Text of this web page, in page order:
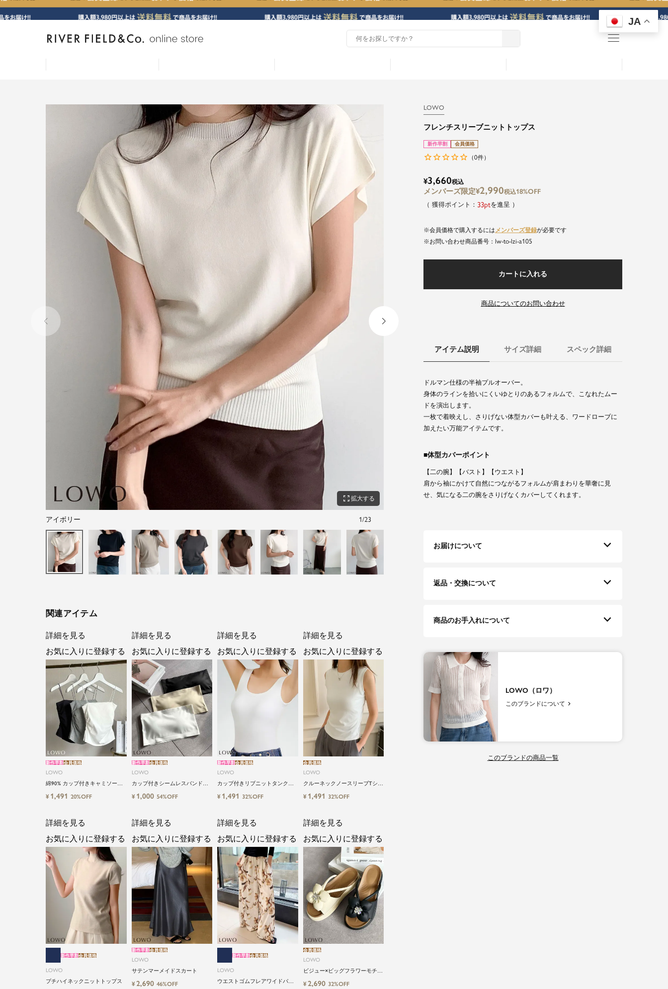
JA
menu
zoom_out_map 拡大する
アイボリー 1/23
関連アイテム
LOWO
綿90% カップ付きキャミソール
｜やさしい着心地 ストレッチキ
ャミソール
新作早割会員価格
¥ 1,491 20%OFF
詳細を見る
お気に入りに登録する
LOWO
カップ付きシームレスバンドゥ
ブラトップ
新作早割会員価格
¥ 1,000 54%OFF
詳細を見る
お気に入りに登録する
LOWO
カップ付きリブニットタンクブ
ラトップ
新作早割会員価格
¥ 1,491 32%OFF
詳細を見る
お気に入りに登録する
LOWO
クルーネックノースリーブTシャ
ツ カットソー
会員価格
¥ 1,491 32%OFF
詳細を見る
お気に入りに登録する
LOWO
プチハイネックニットトップス
新作早割会員価格
詳細を見る
お気に入りに登録する
LOWO
サテンマーメイドスカート
新作早割会員価格
¥2,690 46%OFF
詳細を見る
お気に入りに登録する
LOWO
ウエストゴムフレアワイドパン
新作早割会員価格
詳細を見る
お気に入りに登録する
LOWO
ビジュー×ビッグフラワーモチー
フサンダル
会員価格
¥2,690 32%OFF
詳細を見る
お気に入りに登録する
LOWO
フレンチスリーブニットトップス
新作早割 会員価格
（0件）
¥3,660税込
¥2,990税込18%OFF
33 を進呈
会員価格で購入するには メンバーズ登録が必要です
商品番号
lw-to-lzi-a105
カートに入れる
商品についてのお問い合わせ
アイテム説明 サイズ詳細 スペック詳細
ドルマン仕様の半袖プルオーバー。
身体のラインを拾いにくいゆとりのあるフォルムで、こなれたムー
ドを演出します。
一枚で着映えし、さりげない体型カバーも叶える、ワードローブに
加えたい万能アイテムです。
体型カバーポイント
【二の腕】【バスト】【ウエスト】
肩から袖にかけて自然につながるフォルムが肩まわりを華奢に見
せ、気になる二の腕をさりげなくカバーしてくれます。
お届けについて
返品・交換について
商品のお手入れについて
LOWO（ロワ）
このブランドについて
このブランドの商品一覧